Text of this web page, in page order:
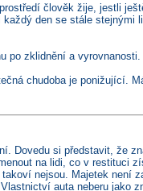
člověk žije, jestli
den se stále
po zklidnění a
chudoba je ponižující.
Dovedu si představit, že
na lidi, co v restituci
nejsou. Majetek
auta neberu